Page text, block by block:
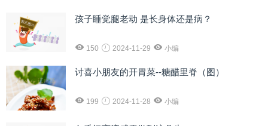
孩子睡觉腿老动 是长身体还是病？
150 2024-11-29 小编
讨喜小朋友的开胃菜--糖醋里脊（图）
199 2024-11-28 小编